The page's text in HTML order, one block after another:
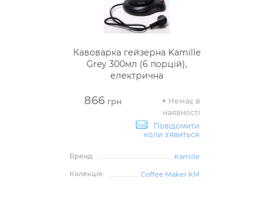
Кавоварка гейзерна Kamille
Grey 300мл (6 порцій),
електрична
866 грн
Немає в
наявності
Повідомити
коли з'явиться
Бренд:
Kamille
Колекція:
Coffee Maker KM